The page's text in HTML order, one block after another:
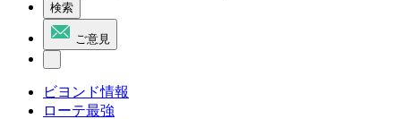
検索
ご意見
ビヨンド情報
ローテ最強